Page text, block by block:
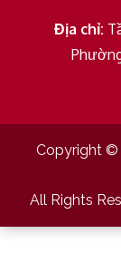
Địa chỉ:
Copyright ©
All Rights